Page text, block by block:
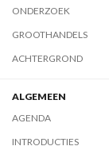
ONDERZOEK
GROOTHANDELS
ACHTERGROND
ALGEMEEN
AGENDA
INTRODUCTIES